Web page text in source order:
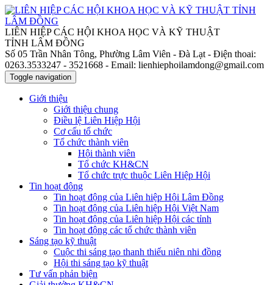
LIÊN HIỆP CÁC HỘI KHOA HỌC VÀ KỸ THUẬT
TỈNH LÂM ĐỒNG
Số 05 Trần Nhân Tông, Phường Lâm Viên - Đà Lạt - Điện thoai:
0263.3533247 - 3521668 - Email: lienhiephoilamdong@gmail.com
Toggle navigation
Giới thiệu
Giới thiệu chung
Điều lệ Liên Hiệp Hội
Cơ cấu tổ chức
Tổ chức thành viên
Hội thành viên
Tổ chức KH&CN
Tổ chức trực thuộc Liên Hiệp Hội
Tin hoạt động
Tin hoạt động của Liên hiệp Hội Lâm Đồng
Tin hoạt động của Liên hiệp Hội Việt Nam
Tin hoạt động của Liên hiệp Hội các tỉnh
Tin hoạt động các tổ chức thành viên
Sáng tạo kỹ thuật
Cuộc thi sáng tạo thanh thiếu niên nhi đồng
Hội thi sáng tạo kỹ thuật
Tư vấn phản biện